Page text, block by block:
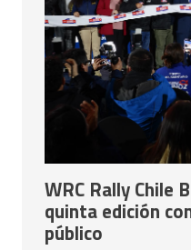
WRC Rally Chile
quinta edición
público